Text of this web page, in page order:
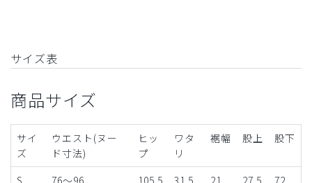
サイズ表
商品サイズ
サイ
ズ
ウエスト(ヌー
ド寸法)
ヒッ
プ
ワタ
リ
裾幅 股上 股下
S 76～96 105.5 31.5 21 27.5
72